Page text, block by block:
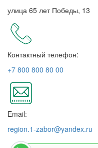
улица 65 лет Победы, 13
Контактный телефон:
+7 800 800 80 00
Email:
region.1-zabor@yandex.ru